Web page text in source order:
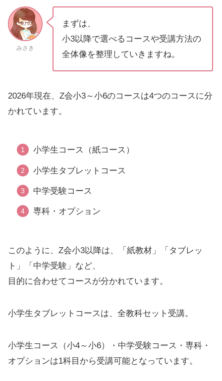
みさき
まずは、
小3以降で選べるコースや受講方法の
全体像を整理していきますね。
2026年現在、Z会小3～小6のコースは4つのコースに分
かれています。
小学生コース（紙コース）
小学生タブレットコース
中学受験コース
専科・オプション
このように、Z会小3以降は、「紙教材」「タブレッ
ト」「中学受験」など、
目的に合わせてコースが分かれています。
小学生タブレットコースは、全教科セット受講。
小学生コース（小4～小6）・中学受験コース・専科・
オプションは1科目から受講可能となっています。